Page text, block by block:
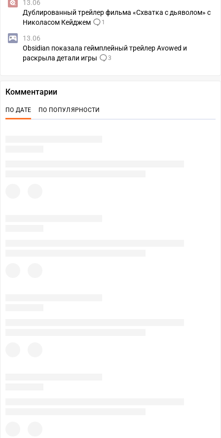
13.06
Дублированный трейлер фильма «Схватка с дьяволом» с
Николасом Кейджем
1
13.06
Obsidian показала геймплейный трейлер Avowed и
раскрыла детали игры
3
Комментарии
ПО ДАТЕ ПО ПОПУЛЯРНОСТИ